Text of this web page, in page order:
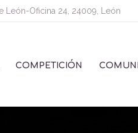
León-Oficina 24, 24009, León
COMPETICIÓN